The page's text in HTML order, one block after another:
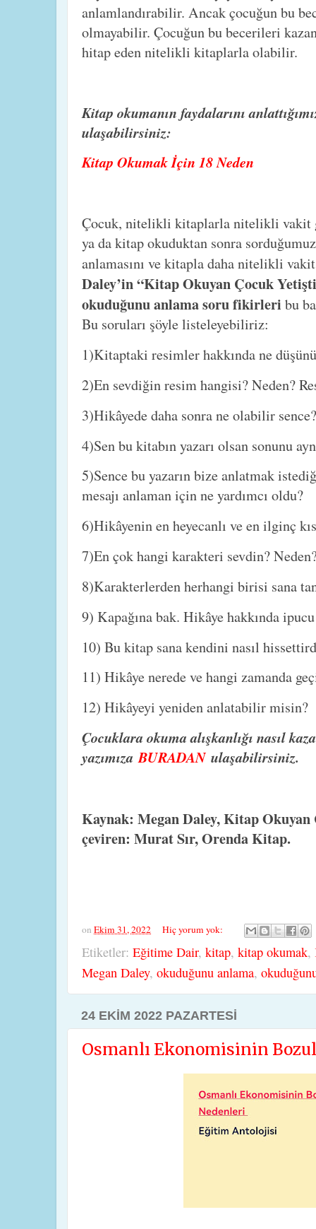
anlamlandırabilir. Ancak çocuğun bu
olmayabilir. Çocuğun bu becerileri
hitap eden nitelikli kitaplarla olabilir.
Kitap okumanın faydalarını
ulaşabilirsiniz:
Kitap Okumak İçin 18 Neden
Çocuk, nitelikli kitaplarla nitelikli vakit
ya da kitap okuduktan sonra
anlamasını ve kitapla daha nitelikli
Daley’in “Kitap Okuyan Çocuk
okuduğunu anlama soru fikirleri bu
Bu soruları şöyle listeleyebiliriz:
1)Kitaptaki resimler hakkında ne
2)En sevdiğin resim hangisi? Neden?
3)Hikâyede daha sonra ne olabilir sence?
4)Sen bu kitabın yazarı olsan sonunu
5)Sence bu yazarın bize anlatmak
mesajı anlaman için ne yardımcı oldu?
6)Hikâyenin en heyecanlı ve en ilginç
7)En çok hangi karakteri sevdin?
8)Karakterlerden herhangi birisi sana
9) Kapağına bak. Hikâye hakkında
10) Bu kitap sana kendini nasıl
11) Hikâye nerede ve hangi zamanda
12) Hikâyeyi yeniden anlatabilir misin?
Çocuklara okuma alışkanlığı nasıl
yazımızaBURADAN ulaşabilirsiniz.
Kaynak: Megan Daley, Kitap
çeviren: Murat Sır, Orenda Kitap.
on Ekim 31, 2022 Hiç yorum yok:
Etiketler: Eğitime Dair, kitap, kitap okumak,
Megan Daley, okuduğunu anlama,
24 EKIM 2022 PAZARTESI
Osmanlı Ekonomisinin